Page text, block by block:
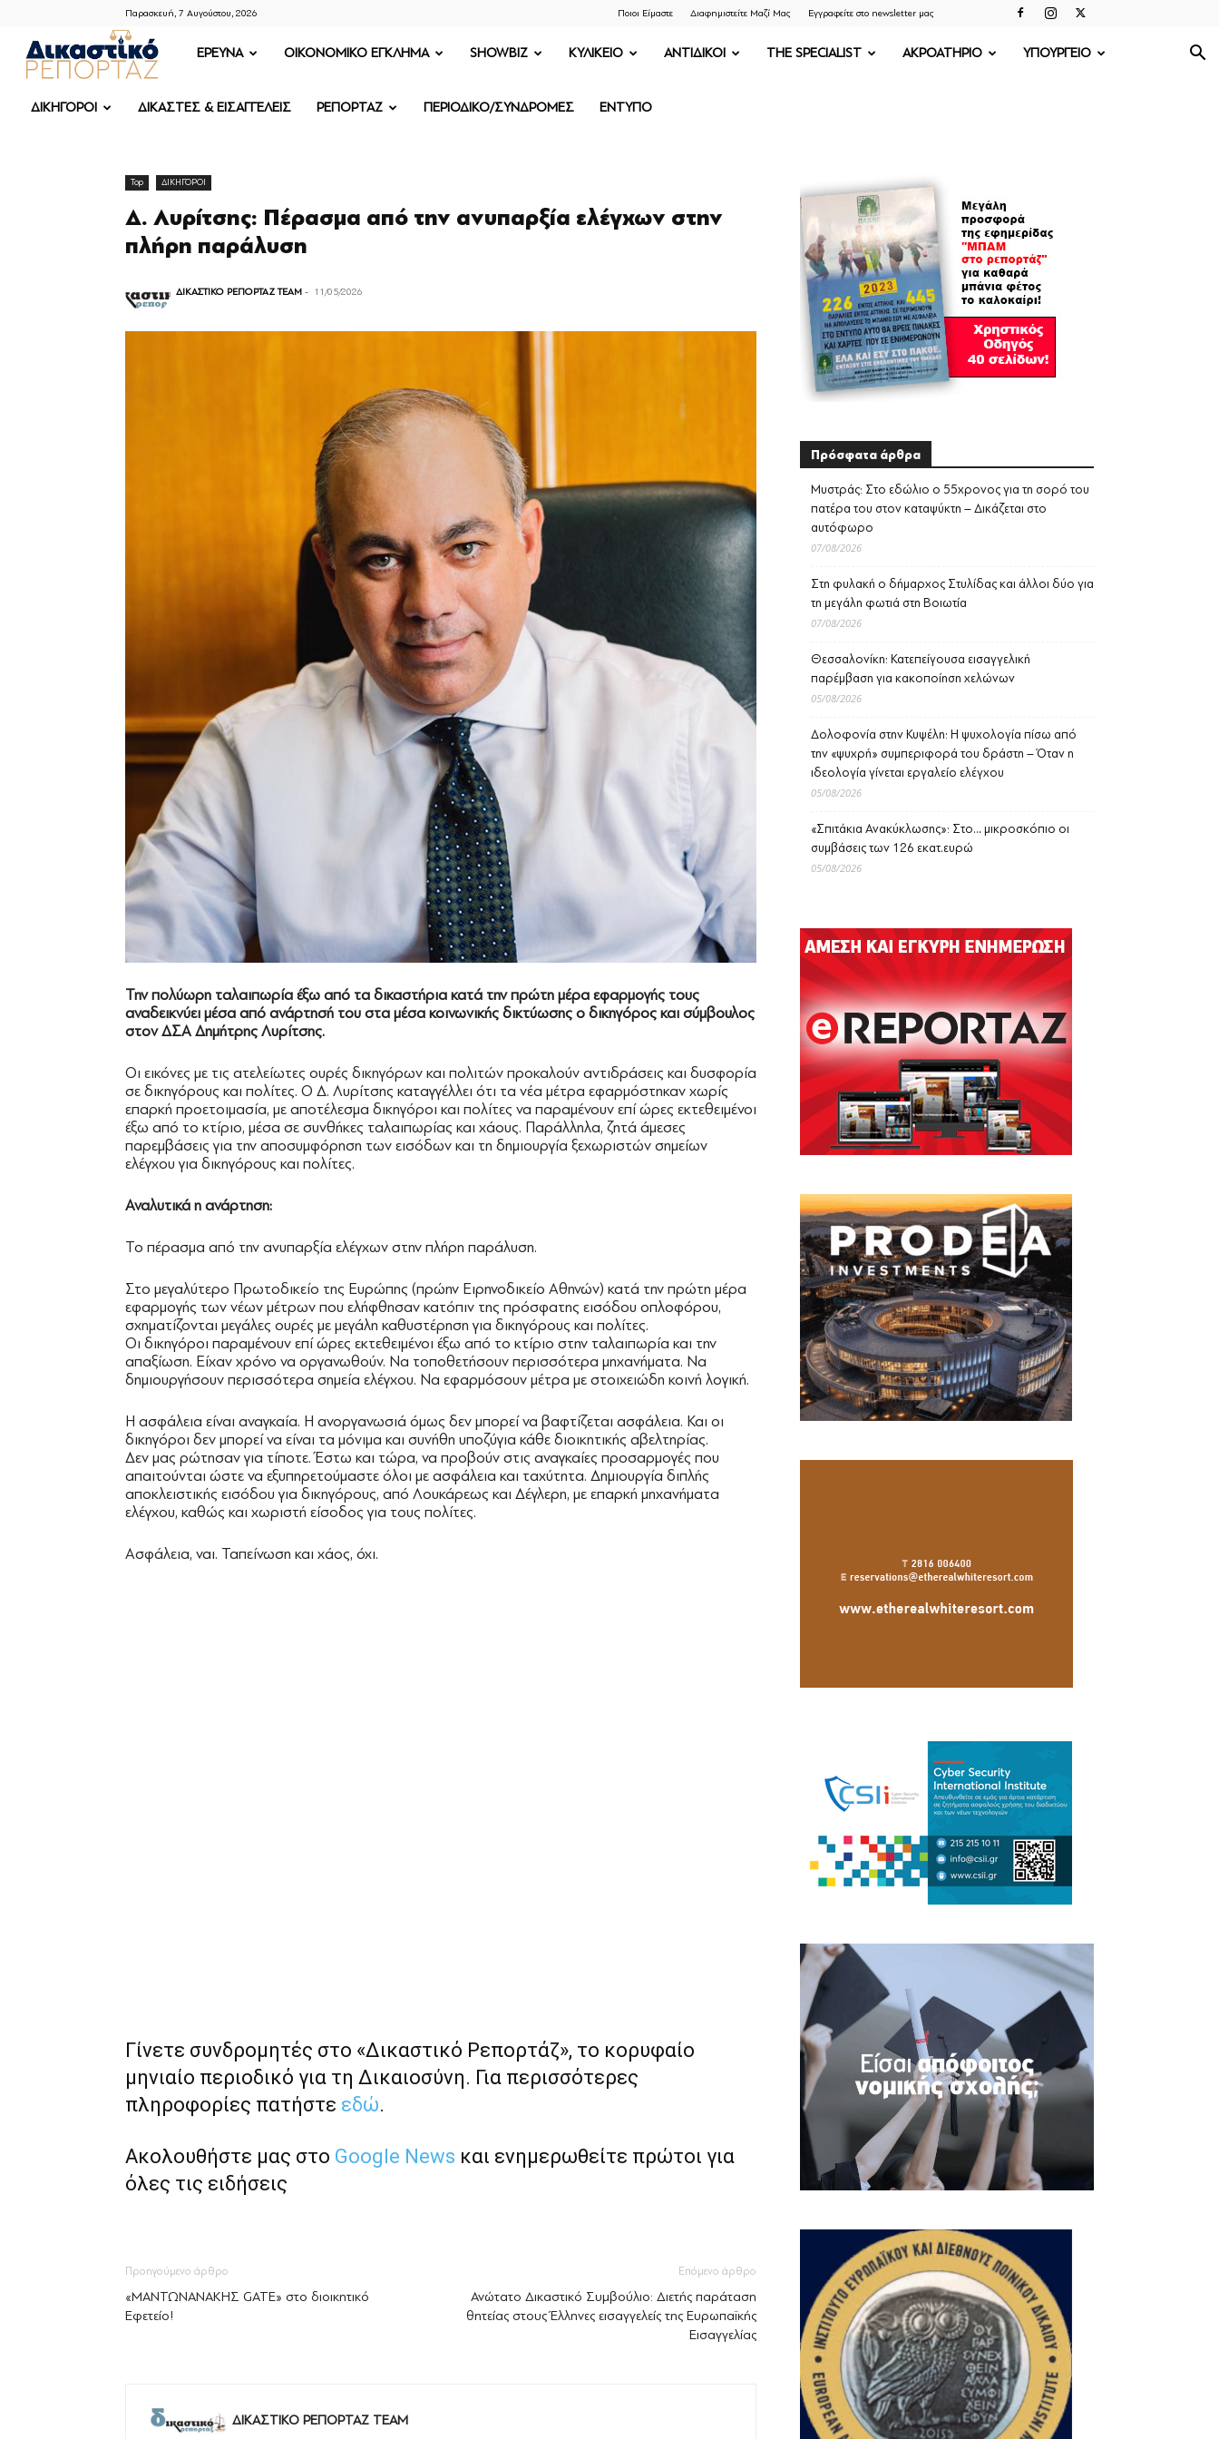
Παρασκευή, 7 Αυγούστου, 2026 Ποιοι Είμαστε Διαφημιστείτε Μαζί Μας Εγγραφείτε στο newsletter μας
ΔΙΚΑΣΤΙΚΟ
ΡΕΠΟΡΤΑΖ
ΕΡΕΥΝΑ OIKONOMIKO ΕΓΚΛΗΜΑ SHOWBIZ ΚΥΛΙΚΕΙΟ ΑΝΤΙΔΙΚΟΙ THE SPECIALIST ΑΚΡΟΑΤΗΡΙΟ ΥΠΟΥΡΓΕΙΟ
ΔΙΚΗΓΟΡΟΙ ΔΙΚΑΣΤΕΣ & ΕΙΣΑΓΓΕΛΕΙΣ ΡΕΠΟΡΤΑΖ ΠΕΡΙΟΔΙΚΟ/ΣΥΝΔΡΟΜΕΣ ΕΝΤΥΠΟ
Top ΔΙΚΗΓΟΡΟΙ
Δ. Λυρίτσης: Πέρασμα από την ανυπαρξία ελέγχων στην
πλήρη παράλυση
ΔΙΚΑΣΤΙΚΟ ΡΕΠΟΡΤΑΖ TEAM - 11/05/2026
Την πολύωρη ταλαιπωρία έξω από τα δικαστήρια κατά την πρώτη μέρα εφαρμογής τους
αναδεικνύει μέσα από ανάρτησή του στα μέσα κοινωνικής δικτύωσης ο δικηγόρος και σύμβουλος
στον ΔΣΑ Δημήτρης Λυρίτσης.
Οι εικόνες με τις ατελείωτες ουρές δικηγόρων και πολιτών προκαλούν αντιδράσεις και δυσφορία
σε δικηγόρους και πολίτες. Ο Δ. Λυρίτσης καταγγέλλει ότι τα νέα μέτρα εφαρμόστηκαν χωρίς
επαρκή προετοιμασία, με αποτέλεσμα δικηγόροι και πολίτες να παραμένουν επί ώρες εκτεθειμένοι
έξω από το κτίριο, μέσα σε συνθήκες ταλαιπωρίας και χάους. Παράλληλα, ζητά άμεσες
παρεμβάσεις για την αποσυμφόρηση των εισόδων και τη δημιουργία ξεχωριστών σημείων
ελέγχου για δικηγόρους και πολίτες.
Αναλυτικά η ανάρτηση:
Το πέρασμα από την ανυπαρξία ελέγχων στην πλήρη παράλυση.
Στο μεγαλύτερο Πρωτοδικείο της Ευρώπης (πρώην Ειρηνοδικείο Αθηνών) κατά την πρώτη μέρα
εφαρμογής των νέων μέτρων που ελήφθησαν κατόπιν της πρόσφατης εισόδου οπλοφόρου,
σχηματίζονται μεγάλες ουρές με μεγάλη καθυστέρηση για δικηγόρους και πολίτες.
Οι δικηγόροι παραμένουν επί ώρες εκτεθειμένοι έξω από το κτίριο στην ταλαιπωρία και την
απαξίωση. Είχαν χρόνο να οργανωθούν. Να τοποθετήσουν περισσότερα μηχανήματα. Να
δημιουργήσουν περισσότερα σημεία ελέγχου. Να εφαρμόσουν μέτρα με στοιχειώδη κοινή λογική.
Η ασφάλεια είναι αναγκαία. Η ανοργανωσιά όμως δεν μπορεί να βαφτίζεται ασφάλεια. Και οι
δικηγόροι δεν μπορεί να είναι τα μόνιμα και συνήθη υποζύγια κάθε διοικητικής αβελτηρίας.
Δεν μας ρώτησαν για τίποτε. Έστω και τώρα, να προβούν στις αναγκαίες προσαρμογές που
απαιτούνται ώστε να εξυπηρετούμαστε όλοι με ασφάλεια και ταχύτητα. Δημιουργία διπλής
αποκλειστικής εισόδου για δικηγόρους, από Λουκάρεως και Δέγλερη, με επαρκή μηχανήματα
ελέγχου, καθώς και χωριστή είσοδος για τους πολίτες.
Ασφάλεια, ναι. Ταπείνωση και χάος, όχι.
Γίνετε συνδρομητές στο «Δικαστικό Ρεπορτάζ», το κορυφαίο
μηνιαίο περιοδικό για τη Δικαιοσύνη. Για περισσότερες
πληροφορίες πατήστε εδώ.
Ακολουθήστε μας στο Google News και ενημερωθείτε πρώτοι για
όλες τις ειδήσεις
Προηγούμενο άρθρο
«ΜΑΝΤΩΝΑΝΑΚΗΣ GATE» στο διοικητικό
Εφετείο!
Επόμενο άρθρο
Ανώτατο Δικαστικό Συμβούλιο: Διετής παράταση
θητείας στους Έλληνες εισαγγελείς της Ευρωπαϊκής
Εισαγγελίας
ΔΙΚΑΣΤΙΚΟ ΡΕΠΟΡΤΑΖ TEAM
Πρόσφατα άρθρα
Μυστράς: Στο εδώλιο ο 55χρονος για τη σορό του
πατέρα του στον καταψύκτη – Δικάζεται στο
αυτόφωρο
07/08/2026
Στη φυλακή ο δήμαρχος Στυλίδας και άλλοι δύο για
τη μεγάλη φωτιά στη Βοιωτία
07/08/2026
Θεσσαλονίκη: Κατεπείγουσα εισαγγελική
παρέμβαση για κακοποίηση χελώνων
05/08/2026
Δολοφονία στην Κυψέλη: Η ψυχολογία πίσω από
την «ψυχρή» συμπεριφορά του δράστη – Όταν η
ιδεολογία γίνεται εργαλείο ελέγχου
05/08/2026
«Σπιτάκια Ανακύκλωσης»: Στο… μικροσκόπιο οι
συμβάσεις των 126 εκατ.ευρώ
05/08/2026